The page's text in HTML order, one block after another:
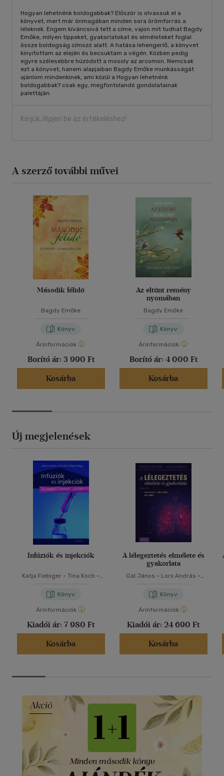
Hogyan lehetnénk boldogabbak? Először is olvassuk el a
könyvet, mert már önmagában minden sora örömforrás a
léleknek. Engem kíváncsivá tett a címe, vajon mit tudhat Bagdy
Emőke, milyen tippeket, gyakorlatokat és elméleteket foglal
össze boldogság címszó alatt. A hatása lehengerlő, a könyvet
kinyitottam az elején és becsuktam a végén. Közben pedig
egyre szélesebbre húzódott a mosoly az arcomon. Nemcsak
ezt a könyvet, hanem alapjaiban Bagdy Emőke munkásságát
ajánlom mindenkinek, ami közül a Hogyan lehetnénk
boldogabbak? csak egy, megfontolandó gondolatainak
palettáján.
Kérjük, lépjen be az értékeléshez!
A szerző további művei
Második félidő
Bagdy Emőke
Könyv
Árinformációk
Borító ár: 3 990 Ft
Kosárba
Az eltűnt remény
nyomában
Bagdy Emőke
Könyv
Árinformációk
Borító ár: 4 000 Ft
Kosárba
Új megjelenések
Infúziók és injekciók
Katja Fiebiger - Tina Koch -
Könyv
Árinformációk
Kiadói ár: 7 980 Ft
Kosárba
A lélegeztetés elmélete és
gyakorlata
Gál János - Lorx András -
Könyv
Árinformációk
Kiadói ár: 24 690 Ft
Kosárba